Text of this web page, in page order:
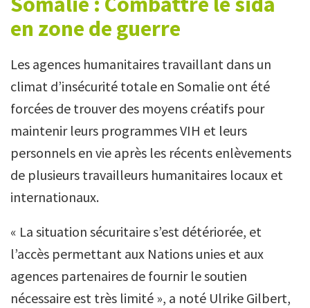
en zone de guerre
Les agences humanitaires travaillant dans un
climat d’insécurité totale en Somalie ont été
forcées de trouver des moyens créatifs pour
maintenir leurs programmes VIH et leurs
personnels en vie après les récents enlèvements
de plusieurs travailleurs humanitaires locaux et
internationaux.
« La situation sécuritaire s’est détériorée, et
l’accès permettant aux Nations unies et aux
agences partenaires de fournir le soutien
nécessaire est très limité », a noté Ulrike Gilbert,